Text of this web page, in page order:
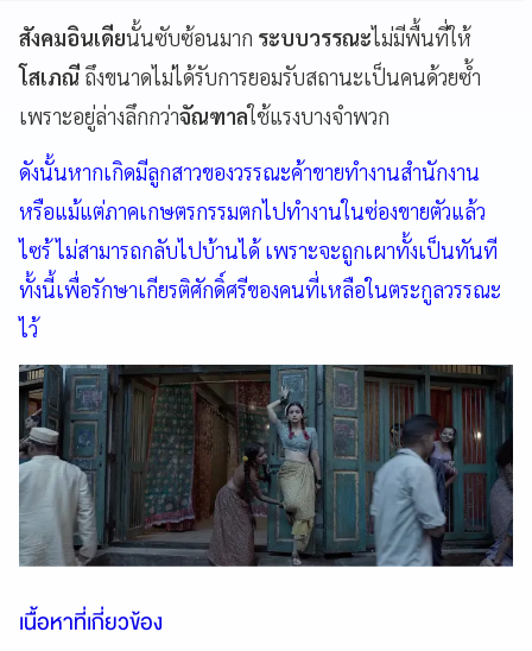
สังคมอินเดียนั้นซับซ้อนมาก ระบบวรรณะไม่มีพื้นที่ให้
โสเภณี ถึงขนาดไม่ได้รับการยอมรับสถานะเป็นคนด้วยซ้ำ
เพราะอยู่ล่างลึกกว่าจัณฑาลใช้แรงบางจำพวก
ดังนั้นหากเกิดมีลูกสาวของวรรณะค้าขายทำงานสำนักงาน
หรือแม้แต่ภาคเกษตรกรรมตกไปทำงานในซ่องขายตัวแล้ว
ไซร้ ไม่สามารถกลับไปบ้านได้ เพราะจะถูกเผาทั้งเป็นทันที
ทั้งนี้เพื่อรักษาเกียรติศักดิ์ศรีของคนที่เหลือในตระกูลวรรณะ
ไว้
เนื้อหาที่เกี่ยวข้อง